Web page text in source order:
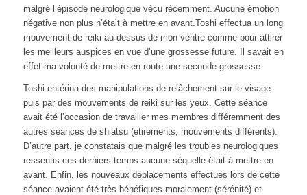
malgré l’épisode neurologique vécu récemment. Aucune émotion
négative non plus n’était à mettre en avant.Toshi effectua un long
mouvement de reiki au-dessus de mon ventre comme pour attirer
les meilleurs auspices en vue d’une grossesse future. Il savait en
effet ma volonté de mettre en route une seconde grossesse.
Toshi entérina des manipulations de relâchement sur le visage
puis par des mouvements de reiki sur les yeux. Cette séance
avait été l’occasion de travailler mes membres différemment des
autres séances de shiatsu (étirements, mouvements différents).
D’autre part, je constatais que malgré les troubles neurologiques
ressentis ces derniers temps aucune séquelle était à mettre en
avant. Enfin, les nouveaux déplacements effectués lors de cette
séance avaient été très bénéfiques moralement (sérénité) et